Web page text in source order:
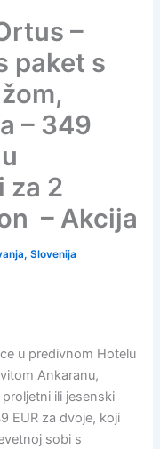
–
paket s
– 349
za 2
– Akcija
,Slovenija
u predivnom Hotelu
Ankaranu,
ili jesenski
EUR za dvoje, koji
sobi s